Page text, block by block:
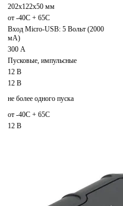
202x122x50 мм
от -40С + 65С
Вход Micro-USB: 5 Вольт (2000
мА)
300 А
Пусковые, импульсные
12 В
12 В
не более одного пуска
от -40С + 65С
12 В